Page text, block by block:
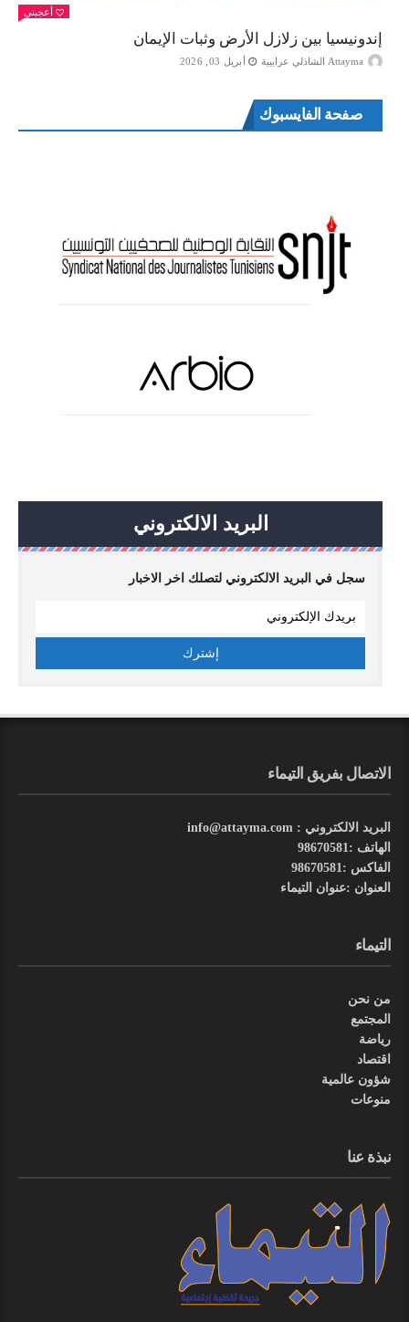
أعجبني
إندونيسيا بين زلازل الأرض وثبات الإيمان
Attayma الشاذلي عرايبية أبريل 03, 2026
صفحة الفايسبوك
البريد الالكتروني
سجل في البريد الالكتروني لتصلك اخر الاخبار
الاتصال بفريق التيماء
البريد الالكتروني : info@attayma.com
الهاتف :98670581
الفاكس :98670581
العنوان :عنوان التيماء
التيماء
من نحن
المجتمع
رياضة
اقتصاد
شؤون عالمية
منوعات
نبذة عنا